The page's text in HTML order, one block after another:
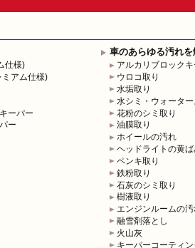
仕様)
アム仕様)
ーパー
ー
車のあらゆる汚れを
アルカリブロック
ウロコ取り
水垢取り
水シミ・ウォーター
花粉のシミ取り
油膜取り
ホイールの汚れ
ヘッドライトの黄
ペンキ取り
鉄粉取り
石灰のシミ取り
樹液取り
エンジンルームの
融雪剤落とし
火山灰
キーパーコーティ